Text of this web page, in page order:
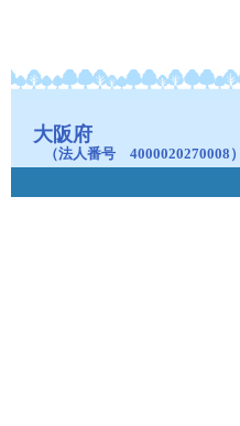
大阪府
（法人番号 4000020270008）